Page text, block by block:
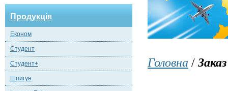
Продукція
Економ
Студент
Студент+
Шпигун
Головна /Заказ